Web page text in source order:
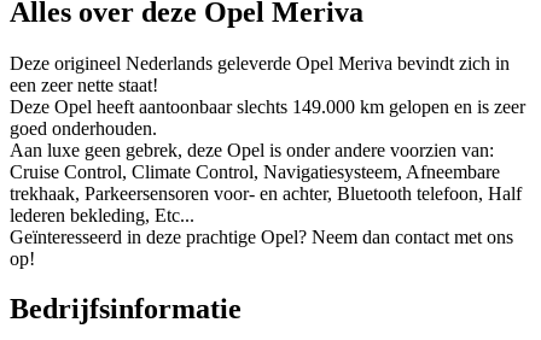
Alles over deze Opel Meriva
Deze origineel Nederlands geleverde Opel Meriva bevindt zich in
een zeer nette staat!
Deze Opel heeft aantoonbaar slechts 149.000 km gelopen en is zeer
goed onderhouden.
Aan luxe geen gebrek, deze Opel is onder andere voorzien van:
Cruise Control, Climate Control, Navigatiesysteem, Afneembare
trekhaak, Parkeersensoren voor- en achter, Bluetooth telefoon, Half
lederen bekleding, Etc...
Geïnteresseerd in deze prachtige Opel? Neem dan contact met ons
op!
Bedrijfsinformatie